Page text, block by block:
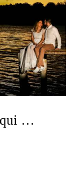
Ensaio de Casal | Muniqui e Alceon| Ponta Grossa